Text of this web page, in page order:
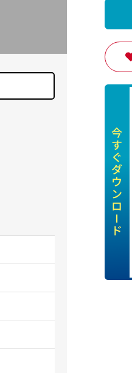
即日★急募採用
学校名公開求人